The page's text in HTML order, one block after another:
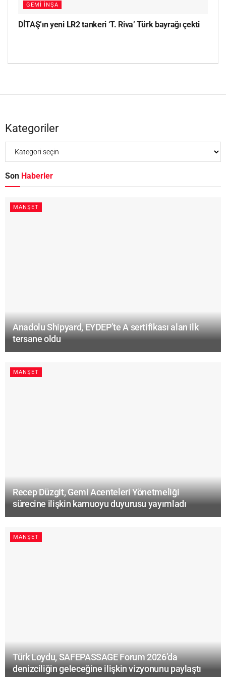
GEMI İNŞA
DİTAŞ’ın yeni LR2 tankeri ‘T. Riva’ Türk bayrağı çekti
Kategoriler
Son Haberler
MANŞET
Anadolu Shipyard, EYDEP’te A sertifikası alan ilk
tersane oldu
MANŞET
Recep Düzgit, Gemi Acenteleri Yönetmeliği
sürecine ilişkin kamuoyu duyurusu yayımladı
MANŞET
Türk Loydu, SAFEPASSAGE Forum 2026’da
denizciliğin geleceğine ilişkin vizyonunu paylaştı